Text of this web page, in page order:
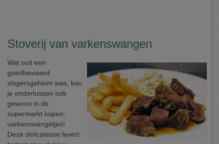
Stoverij van varkenswangen
Wat ooit een
goedbewaard
slagersgeheim was, kan
je ondertussen ook
gewoon in de
supermarkt kopen:
varkenswangetjes!
Deze delicatesse levert